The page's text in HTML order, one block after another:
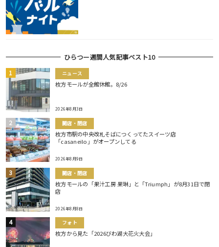
ひらつー週間人気記事ベスト10
ニュース
枚方モールが全館休館。8/26
2026年8月3日
開店・閉店
枚方市駅の中央改札そばにつくってたスイーツ店
「casaneilo」がオープンしてる
2026年8月9日
開店・閉店
枚方モールの「果汁工房 果琳」と「Triumph」が8月31日で閉
店
2026年8月8日
フォト
枚方から見た「2026びわ湖大花火大会」